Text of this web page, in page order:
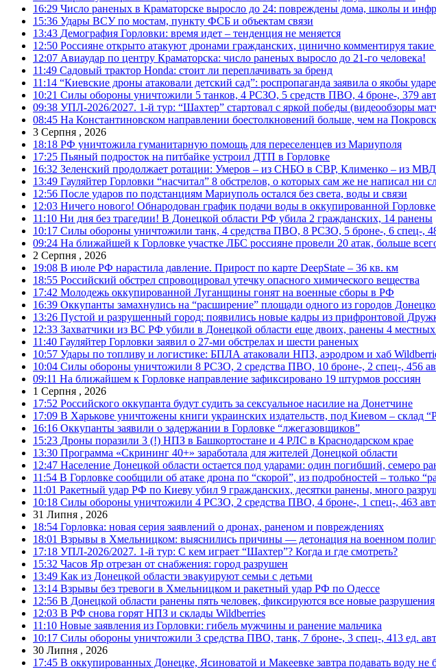
16:29 Число раненых в Краматорске выросло до 24: повреждены дома, школы и
15:36 Удары ВСУ по мостам, пункту ФСБ и объектам связи
13:43 Демография Горловки: время идет – тенденция не меняется
12:50 Россияне открыто атакуют дронами гражданских, цинично комментируя
12:07 Авиаудар по центру Краматорска: число раненых выросло до 21-го человека!
11:49 Садовый трактор Honda: стоит ли переплачивать за бренд
11:14 “Киевские дроны атаковали детский сад”: роспропаганда заявила о якобы
10:21 Силы обороны уничтожили 5 танков, 4 РСЗО, 5 средств ПВО, 4 броне-, 379
09:38 УПЛ-2026/2027. 1-й тур: “Шахтер” стартовал с яркой победы (видеообзоры
08:45 На Константиновском направлении боестолкновений больше, чем на
3 Серпня , 2026
18:18 РФ уничтожила гуманитарную помощь для переселенцев из Мариуполя
17:25 Пьяный подросток на питбайке устроил ДТП в Горловке
16:32 Зеленский продолжает ротации: Умеров – из СНБО в СВР, Клименко – из
13:49 Гауляйтер Горловки “насчитал” 8 обстрелов, о которых сам же не написал ни
12:56 После ударов по подстанциям Мариуполь остался без света, воды и связи
12:03 Ничего нового! Обнародован график подачи воды в оккупированной Горловке
11:10 Ни дня без трагедии! В Донецкой области РФ убила 2 гражданских, 14 ранены
10:17 Силы обороны уничтожили танк, 4 средства ПВО, 8 РСЗО, 5 броне-, 6 спец-,
09:24 На ближайшей к Горловке участке ЛБС россияне провели 20 атак, больше
2 Серпня , 2026
19:08 В июле РФ нарастила давление. Прирост по карте DeepState – 36 кв. км
18:55 Российский обстрел спровоцировал утечку опасного химического вещества
17:42 Молодежь оккупированной Луганщины гонят на военные сборы в РФ
16:39 Оккупанты замахнулись на “расширение” площади одного из городов
13:26 Пустой и разрушенный город: появились новые кадры из прифронтовой
12:33 Захватчики из ВС РФ убили в Донецкой области еще двоих, ранены 4
11:40 Гауляйтер Горловки заявил о 27-ми обстрелах и шести раненых
10:57 Удары по топливу и логистике: БПЛА атаковали НПЗ, аэродром и хаб
10:04 Силы обороны уничтожили 8 РСЗО, 2 средства ПВО, 10 броне-, 2 спец-, 456
09:11 На ближайшем к Горловке направление зафиксировано 19 штурмов россиян
1 Серпня , 2026
17:52 Российского оккупанта будут судить за сексуальное насилие на Донетчине
17:09 В Харькове уничтожены книги украинских издательств, под Киевом – склад
16:16 Оккупанты заявили о задержании в Горловке “лжегазовщиков”
15:23 Дроны поразили 3 (!) НПЗ в Башкортостане и 4 РЛС в Краснодарском крае
13:30 Программа «Скрининг 40+» заработала для жителей Донецкой области
12:47 Население Донецкой области остается под ударами: один погибший, семеро
11:54 В Горловке сообщили об атаке дрона по “скорой”, из подробностей – только
11:01 Ракетный удар РФ по Киеву убил 9 гражданских, десятки ранены, много
10:18 Силы обороны уничтожили 4 РСЗО, 2 средства ПВО, 4 броне-, 1 спец-, 463
31 Липня , 2026
18:54 Горловка: новая серия заявлений о дронах, раненом и повреждениях
18:01 Взрывы в Хмельницком: выяснились причины — детонация на военном
17:18 УПЛ-2026/2027. 1-й тур: С кем играет “Шахтер”? Когда и где смотреть?
15:32 Часов Яр отрезан от снабжения: город разрушен
13:49 Как из Донецкой области эвакуируют семьи с детьми
13:14 Взрывы без тревоги в Хмельницком и ракетный удар РФ по Одессе
12:56 В Донецкой области ранены пять человек, фиксируются все новые разрушения
12:03 В РФ снова горят НПЗ и склады Wildberries
11:10 Новые заявления из Горловки: гибель мужчины и ранение мальчика
10:17 Силы обороны уничтожили 3 средства ПВО, танк, 7 броне-, 3 спец-, 413 ед.
30 Липня , 2026
17:45 В оккупированных Донецке, Ясиноватой и Макеевке завтра подавать воду не